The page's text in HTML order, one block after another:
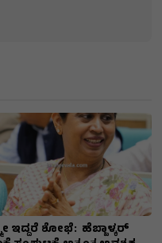
ಇದ್ದರೆ ಶೋಭೆ: ಹೆಬ್ಬಾಳ್ಕರ್